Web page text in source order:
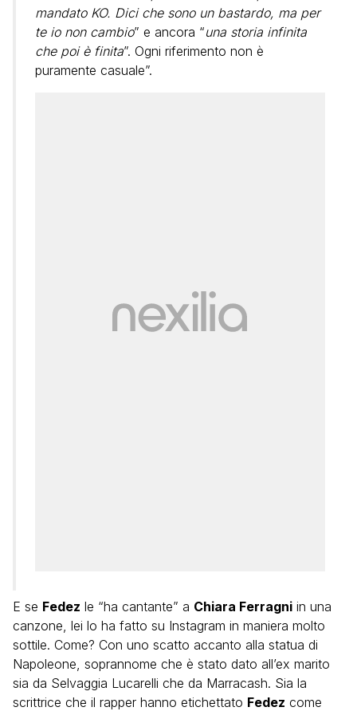
mandato KO. Dici che sono un bastardo, ma per
te io non cambio” e ancora “una storia infinita
che poi è finita”. Ogni riferimento non è
puramente casuale”.
E se Fedez le “ha cantante” a Chiara Ferragni in una
canzone, lei lo ha fatto su Instagram in maniera molto
sottile. Come? Con uno scatto accanto alla statua di
Napoleone, soprannome che è stato dato all’ex marito
sia da Selvaggia Lucarelli che da Marracash. Sia la
scrittrice che il rapper hanno etichettato Fedez come